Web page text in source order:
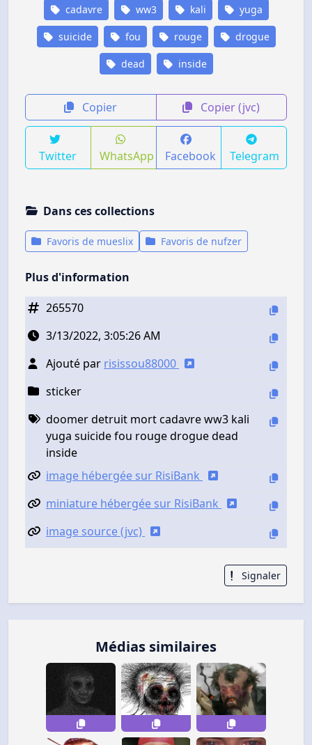
cadavre ww3 kali yuga
suicide fou rouge drogue
dead inside
Copier Copier (jvc)
Twitter WhatsApp Facebook Telegram
Dans ces collections
Favoris de mueslix Favoris de nufzer
Plus d'information
265570
3/13/2022, 3:05:26 AM
Ajouté par risissou88000
sticker
doomer detruit mort cadavre ww3 kali
yuga suicide fou rouge drogue dead
inside
image hébergée sur RisiBank
miniature hébergée sur RisiBank
image source (jvc)
Signaler
Médias similaires